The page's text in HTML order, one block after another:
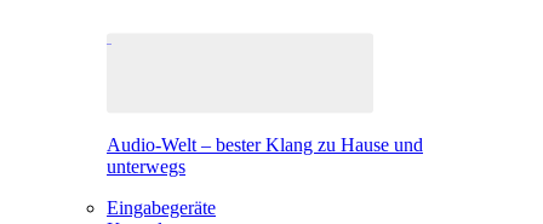
Audio-Welt – bester Klang zu Hause und
unterwegs
Eingabegeräte